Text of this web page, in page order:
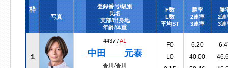
枠
写真
登録番号/級別
氏名
支部/出身地
年齢/体重
F数
L数
平均ST
勝率
2連率
3連率
勝
2連
3連
１
4437 /A1
中田 元泰
香川/香川
F0
L0
6.20
40.00